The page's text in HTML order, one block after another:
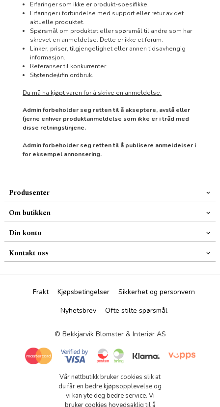
Erfaringer som ikke er produkt-spesifikke.
Erfaringer i forbindelse med support eller retur av det
aktuelle produktet.
Spørsmål om produktet eller spørsmål til andre som har
skrevet en anmeldelse. Dette er ikke et forum.
Linker, priser, tilgjengelighet eller annen tidsavhengig
informasjon.
Referanser til konkurrenter
Støtende/ufin ordbruk.
Du må ha kjøpt varen for å skrive en anmeldelse.
Admin forbeholder seg retten til å akseptere, avslå eller
fjerne enhver produktanmeldelse som ikke er i tråd med
disse retningslinjene.
Admin forbeholder seg retten til å publisere anmeldelser i
for eksempel annonsering.
Produsenter
Om butikken
Din konto
Kontakt oss
Frakt Kjøpsbetingelser
Sikkerhet og personvern
Nyhetsbrev
Ofte stilte spørsmål
© Bekkjarvik Blomster & Interiør AS
Vår nettbutikk bruker cookies slik at
du får en bedre kjøpsopplevelse og
vi kan yte deg bedre service. Vi